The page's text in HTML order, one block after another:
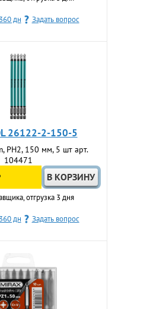
дн Задать вопрос
26122-2-150-5
PH2, 150 мм, 5 шт арт.
104471
отгрузка 3 дня
дн Задать вопрос